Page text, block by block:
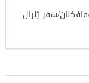
سفر ژنرال